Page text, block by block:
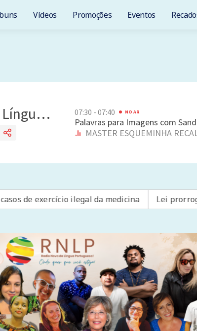
Vídeos Promoções Eventos
ilegal da medicina Lei prorroga uso do